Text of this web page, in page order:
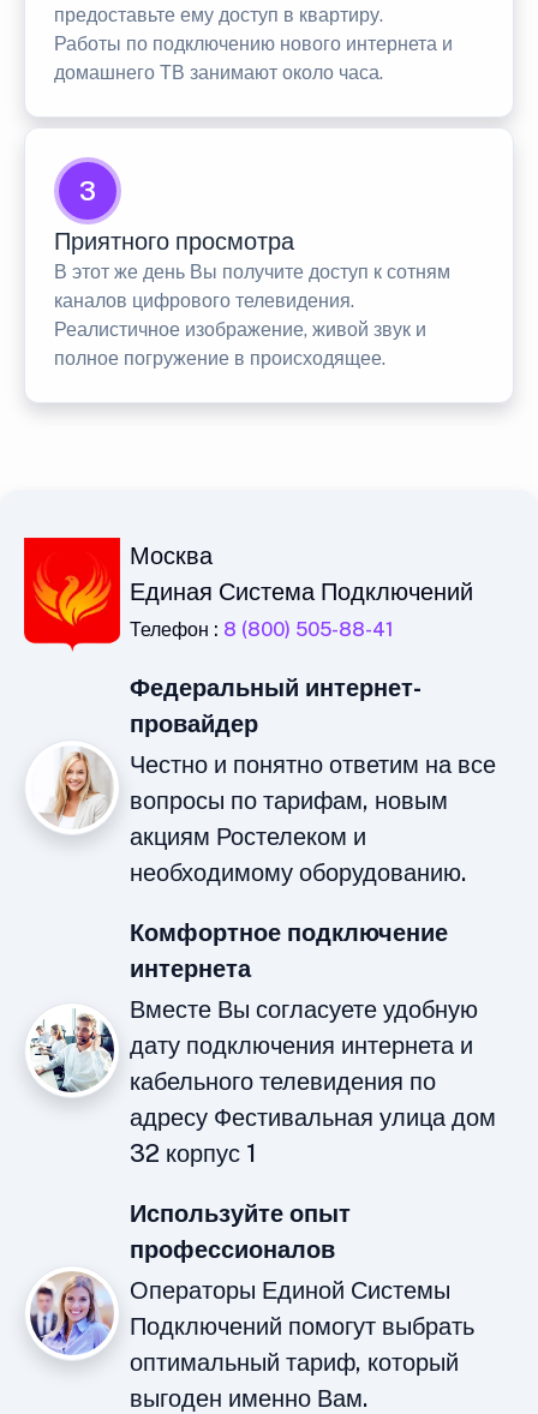
предоставьте ему доступ в квартиру.
Работы по подключению нового интернета и
домашнего ТВ занимают около часа.
3
Приятного просмотра
В этот же день Вы получите доступ к сотням
каналов цифрового телевидения.
Реалистичное изображение, живой звук и
полное погружение в происходящее.
Москва
Единая Система Подключений
Телефон : 8 (800) 505-88-41
Федеральный интернет-
провайдер
Честно и понятно ответим на все
вопросы по тарифам, новым
акциям Ростелеком и
необходимому оборудованию.
Комфортное подключение
интернета
Вместе Вы согласуете удобную
дату подключения интернета и
кабельного телевидения по
адресу Фестивальная улица дом
32 корпус 1
Используйте опыт
профессионалов
Операторы Единой Системы
Подключений помогут выбрать
оптимальный тариф, который
выгоден именно Вам.